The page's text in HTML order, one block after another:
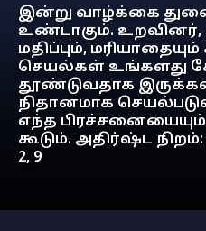
இன்று வாழ்க்கை
உண்டாகும்.
மதிப்பும்,
செயல்கள் உங்களது
தூண்டுவதாக
நிதானமாக
எந்த பிரச்சனையையும்
கூடும். அதிர்ஷ்ட
2, 9